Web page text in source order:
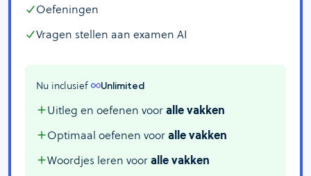
Oefeningen
Vragen stellen aan examen AI
Nu inclusief Unlimited
Uitleg en oefenen vooralle vakken
Optimaal oefenen vooralle vakken
Woordjes leren vooralle vakken